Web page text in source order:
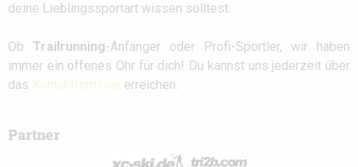
deine Lieblingssportart wissen solltest.
Ob Trailrunning-Anfänger oder Profi-Sportler, wir haben
immer ein offenes Ohr für dich! Du kannst uns jederzeit über
das Kontaktformular erreichen.
Partner